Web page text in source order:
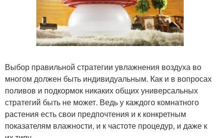
Выбор правильной стратегии увлажнения воздуха во
многом должен быть индивидуальным. Как и в вопросах
поливов и подкормок никаких общих универсальных
стратегий быть не может. Ведь у каждого комнатного
растения есть свои предпочтения и к конкретным
показателям влажности, и к частоте процедур, и даже к